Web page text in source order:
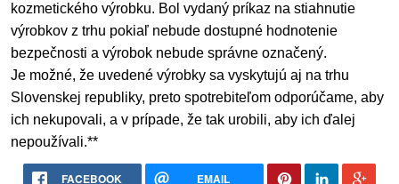
kozmetického výrobku. Bol vydaný príkaz na stiahnutie
výrobkov z trhu pokiaľ nebude dostupné hodnotenie
bezpečnosti a výrobok nebude správne označený.
Je možné, že uvedené výrobky sa vyskytujú aj na trhu
Slovenskej republiky, preto spotrebiteľom odporúčame, aby
ich nekupovali, a v prípade, že tak urobili, aby ich ďalej
nepoužívali.**
FACEBOOK EMAIL